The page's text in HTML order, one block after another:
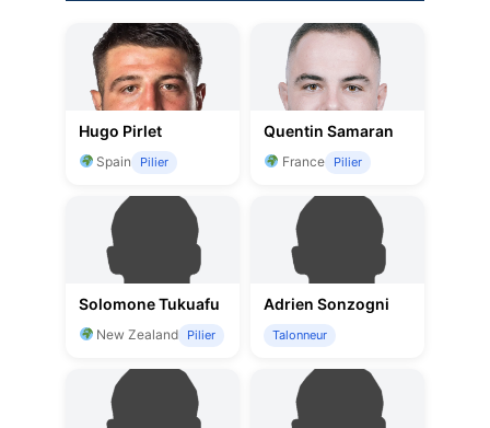
Hugo Pirlet
Spain Pilier
Quentin Samaran
France Pilier
Solomone Tukuafu
New Zealand Pilier
Adrien Sonzogni
Talonneur